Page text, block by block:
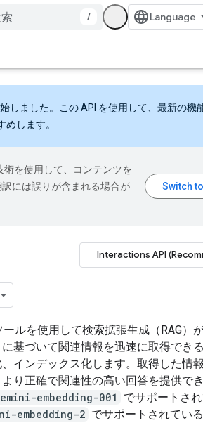
/
しました。この API を使用して、最新の機
します。
術を使用して、コンテンツを
には誤りが含まれる場合が
Interactions API
ルを使用して検索拡張生成（RAG）
基づいて関連情報を迅速に取得できる
インデックス化します。取得した情
り正確で関連性の高い回答を提供で
embedding-001
でサポートさ
embedding-2 でサポートされてい